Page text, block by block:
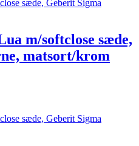
m/softclose sæde,
matsort/krom